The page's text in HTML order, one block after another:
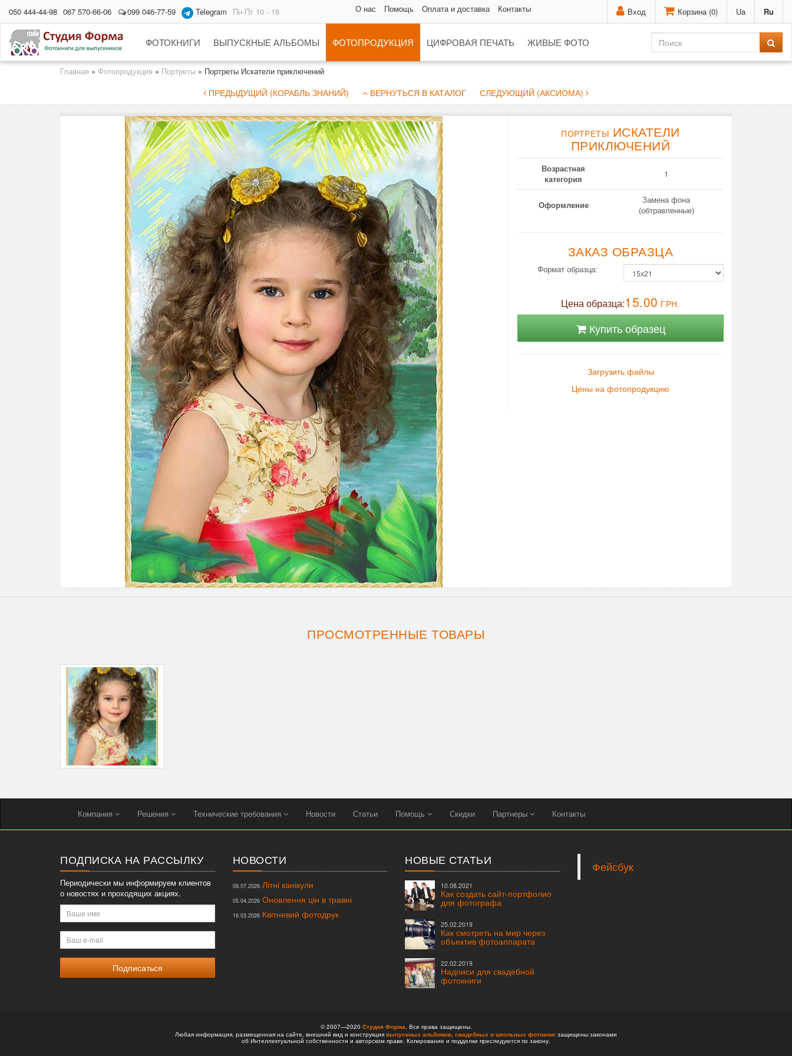
Вход Корзина (0) Ua Ru
050 444-44-98 067 570-66-06 099 046-77-59 Telegram Пн-Пт 10 - 18 О нас Помощь Оплата и доставка Контакты
ФОТОКНИГИ ВЫПУСКНЫЕ АЛЬБОМЫ ФОТОПРОДУКЦИЯ ЦИФРОВАЯ ПЕЧАТЬ ЖИВЫЕ ФОТО
Главная » Фотопродукция » Портреты » Портреты Искатели приключений
ПРЕДЫДУЩИЙ (КОРАБЛЬ ЗНАНИЙ) ВЕРНУТЬСЯ В КАТАЛОГ СЛЕДУЮЩИЙ (АКСИОМА)
ПОРТРЕТЫ ИСКАТЕЛИ
ПРИКЛЮЧЕНИЙ
Возрастная
категория
1
Оформление
Замена фона
(обтравленные)
ЗАКАЗ ОБРАЗЦА
Формат образца:
Цена образца:15.00 ГРН.
Купить образец
Загрузить файлы
Цены на фотопродукцию
ПРОСМОТРЕННЫЕ ТОВАРЫ
Компания Решения Технические требования Новости Статьи Помощь Скидки Партнеры Контакты
ПОДПИСКА НА РАССЫЛКУ
Периодически мы информируем клиентов
о новостях и проходящих акциях.
Ваше
имя
Ваш
e-
mail
НОВОСТИ
09.07.2026Літні канікули
05.04.2026Оновлення цін в травні
16.03.2026Квітневий фотодрук
НОВЫЕ СТАТЬИ
10.08.2021
Как создать сайт-портфолио
для фотографа
25.02.2019
Как смотреть на мир через
объектив фотоаппарата
22.02.2019
Надписи для свадебной
фотокниги
Фейсбук
© 2007—2020 Студия Форма . Все права защищены.
Любая информация, размещенная на сайте, внешний вид и конструкция выпускных альбомов, свадебных и школьных фотокниг защищены законами
об Интеллектуальной собственности и авторском праве. Копирование и подделки преследуются по закону.